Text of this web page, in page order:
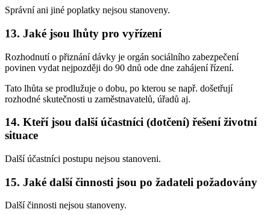
Správní ani jiné poplatky nejsou stanoveny.
13. Jaké jsou lhůty pro vyřízení
Rozhodnutí o přiznání dávky je orgán sociálního zabezpečení
povinen vydat nejpozději do 90 dnů ode dne zahájení řízení.
Tato lhůta se prodlužuje o dobu, po kterou se např. došetřují
rozhodné skutečnosti u zaměstnavatelů, úřadů aj.
14. Kteří jsou další účastníci (dotčení) řešení životní
situace
Další účastníci postupu nejsou stanoveni.
15. Jaké další činnosti jsou po žadateli požadovány
Další činnosti nejsou stanoveny.